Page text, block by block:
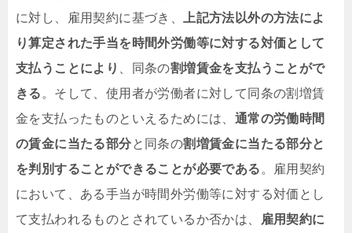
に対し、雇用契約に基づき、
上記方法以外の方法によ
り算定された手当を時間外労働等に対する対価として
支払うことにより
、同条の割増賃金を支払うことがで
きる 。そして、使用者が労働者に対して同条の割増賃
金を支払ったものといえるためには、 通常の労働時間
の賃金に当たる部分と同条の割増賃金に当たる部分と
を判別することができることが必要である 。雇用契約
において、ある手当が時間外労働等に対する対価とし
て支払われるものとされているか否かは、
雇用契約に